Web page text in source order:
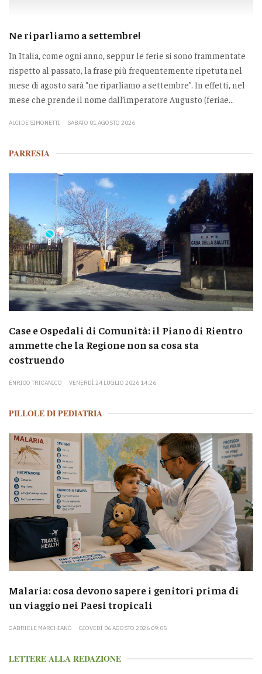
Ne riparliamo a settembre!
In Italia, come ogni anno, seppur le ferie si sono frammentate
rispetto al passato, la frase più frequentemente ripetuta nel
mese di agosto sarà “ne riparliamo a settembre”. In effetti, nel
mese che prende il nome dall’imperatore Augusto (feriae...
ALCIDE SIMONETTI SABATO 01 AGOSTO 2026
PARRESIA
Case e Ospedali di Comunità: il Piano di Rientro
ammette che la Regione non sa cosa sta
costruendo
ENRICO TRICANICO VENERDÌ 24 LUGLIO 2026 14:26
PILLOLE DI PEDIATRIA
Malaria: cosa devono sapere i genitori prima di
un viaggio nei Paesi tropicali
GABRIELE MARCHIANÒ GIOVEDÌ 06 AGOSTO 2026 09:05
LETTERE ALLA REDAZIONE